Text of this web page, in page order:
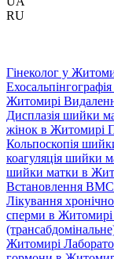
RU
Гінеколог у
Житомирі
Дисплазія шийки
жінок в Житомирі
Кольпоскопія
коагуляція шийки
шийки матки в
Встановлення
Лікування
сперми в Житомирі
Житомирі